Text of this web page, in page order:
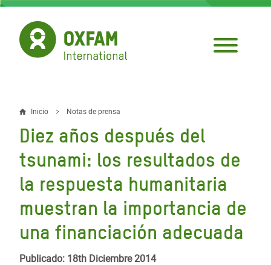
Pasar
contenido
principal
Sobrescribir
enlaces
de
ayuda
a
la
navegación
Inicio Notas de prensa
Diez años después del
tsunami: los resultados de
la respuesta humanitaria
muestran la importancia de
una financiación adecuada
Publicado: 18th Diciembre 2014